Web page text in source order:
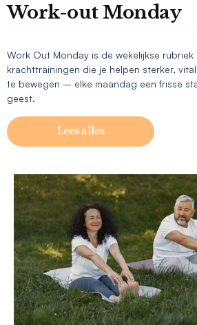
Work-out Monday
Work Out Monday is de wekelijkse rubriek
krachttrainingen die je helpen sterker,
te bewegen – elke maandag een frisse
geest.
Lees alles